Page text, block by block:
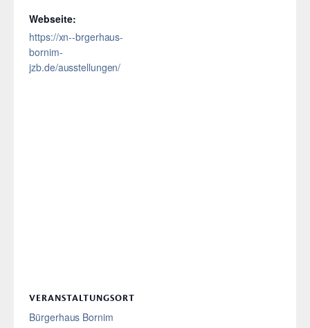
Webseite:
https://xn--brgerhaus-
bornim-
jzb.de/ausstellungen/
VERANSTALTUNGSORT
Bürgerhaus Bornim